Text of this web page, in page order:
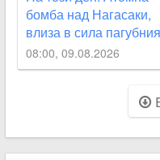
бомба над Нагасаки,
влиза в сила
Ньойски договор за
България
08:00, 09.08.2026